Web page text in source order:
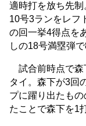
適時打を放ち先
10号3ランをレフ
の回一挙4得点を
しの18号満塁弾
試合前時点で森
タイ。森下が3回
プに躍り出たも
たことで森下を1